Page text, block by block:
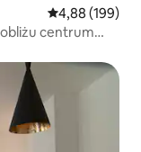
Średnia
4,88 (199)
centrum